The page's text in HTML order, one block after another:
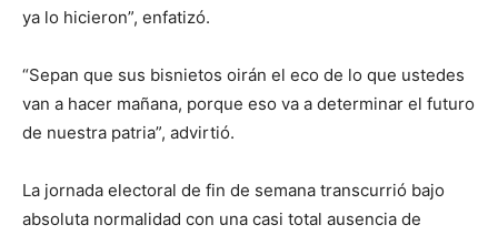
ya lo hicieron”, enfatizó.
“Sepan que sus bisnietos oirán el eco de lo que ustedes
van a hacer mañana, porque eso va a determinar el futuro
de nuestra patria”, advirtió.
La jornada electoral de fin de semana transcurrió bajo
absoluta normalidad con una casi total ausencia de